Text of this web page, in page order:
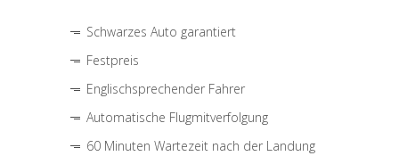
Schwarzes Auto garantiert
Festpreis
Englischsprechender Fahrer
Automatische Flugmitverfolgung
60 Minuten Wartezeit nach der Landung